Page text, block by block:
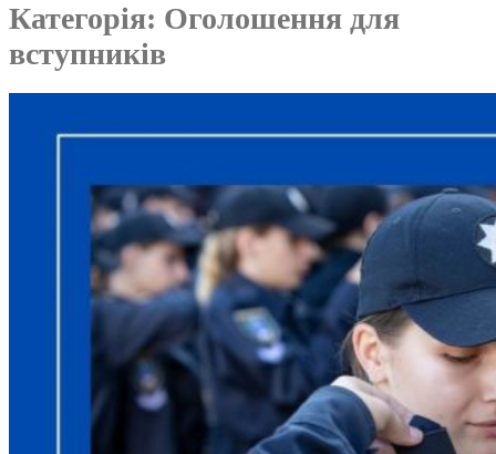
Категорія: Оголошення для
вступників